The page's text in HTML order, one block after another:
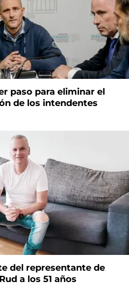
paso para eliminar el
de los intendentes
del representante de
a los 51 años